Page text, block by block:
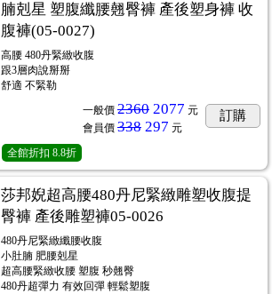
腩剋星 塑腹纖腰翹臀褲 產後塑身褲 收
腹褲(05-0027)
高腰 480丹緊緻收腹
跟3層肉說掰掰
舒適 不緊勒
一般價 2360 2077 元
會員價 338 297 元
訂購
全館折扣 8.8折
莎邦婗超高腰480丹尼緊緻雕塑收腹提
臀褲 產後雕塑褲05-0026
480丹尼緊緻纖腰收腹
小肚腩 肥腰剋星
超高腰緊緻收腰 塑腹 秒翹臀
480丹超彈力 有效回彈 輕鬆塑腹